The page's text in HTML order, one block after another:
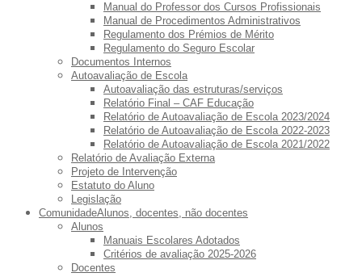
Manual do Professor dos Cursos Profissionais
Manual de Procedimentos Administrativos
Regulamento dos Prémios de Mérito
Regulamento do Seguro Escolar
Documentos Internos
Autoavaliação de Escola
Autoavaliação das estruturas/serviços
Relatório Final – CAF Educação
Relatório de Autoavaliação de Escola 2023/2024
Relatório de Autoavaliação de Escola 2022-2023
Relatório de Autoavaliação de Escola 2021/2022
Relatório de Avaliação Externa
Projeto de Intervenção
Estatuto do Aluno
Legislação
ComunidadeAlunos, docentes, não docentes
Alunos
Manuais Escolares Adotados
Critérios de avaliação 2025-2026
Docentes